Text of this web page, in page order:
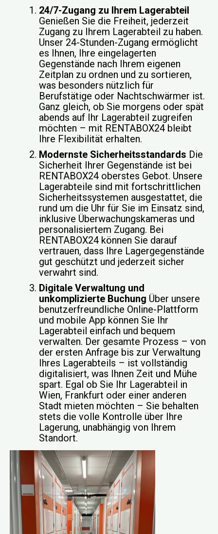
24/7-Zugang zu Ihrem Lagerabteil
Genießen Sie die Freiheit, jederzeit
Zugang zu Ihrem Lagerabteil zu haben.
Unser 24-Stunden-Zugang ermöglicht
es Ihnen, Ihre eingelagerten
Gegenstände nach Ihrem eigenen
Zeitplan zu ordnen und zu sortieren,
was besonders nützlich für
Berufstätige oder Nachtschwärmer ist.
Ganz gleich, ob Sie morgens oder spät
abends auf Ihr Lagerabteil zugreifen
möchten – mit RENTABOX24 bleibt
Ihre Flexibilität erhalten.
Modernste Sicherheitsstandards Die
Sicherheit Ihrer Gegenstände ist bei
RENTABOX24 oberstes Gebot. Unsere
Lagerabteile sind mit fortschrittlichen
Sicherheitssystemen ausgestattet, die
rund um die Uhr für Sie im Einsatz sind,
inklusive Überwachungskameras und
personalisiertem Zugang. Bei
RENTABOX24 können Sie darauf
vertrauen, dass Ihre Lagergegenstände
gut geschützt und jederzeit sicher
verwahrt sind.
Digitale Verwaltung und
unkomplizierte Buchung Über unsere
benutzerfreundliche Online-Plattform
und mobile App können Sie Ihr
Lagerabteil einfach und bequem
verwalten. Der gesamte Prozess – von
der ersten Anfrage bis zur Verwaltung
Ihres Lagerabteils – ist vollständig
digitalisiert, was Ihnen Zeit und Mühe
spart. Egal ob Sie Ihr Lagerabteil in
Wien, Frankfurt oder einer anderen
Stadt mieten möchten – Sie behalten
stets die volle Kontrolle über Ihre
Lagerung, unabhängig von Ihrem
Standort.